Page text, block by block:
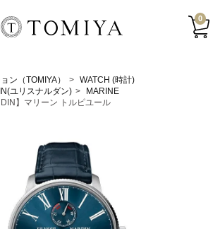
0
ン（TOMIYA）
WATCH (時計)
ユリスナルダン)
MARINE
】マリーン トルピユール